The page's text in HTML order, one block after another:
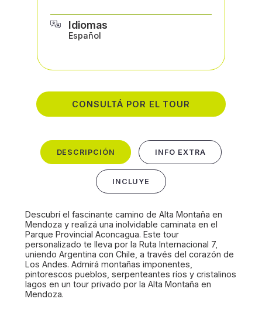
Idiomas
Español
CONSULTÁ POR EL TOUR
DESCRIPCIÓN INFO EXTRA
INCLUYE
Descubrí el fascinante camino de Alta Montaña en
Mendoza y realizá una inolvidable caminata en el
Parque Provincial Aconcagua. Este tour
personalizado te lleva por la Ruta Internacional 7,
uniendo Argentina con Chile, a través del corazón de
Los Andes. Admirá montañas imponentes,
pintorescos pueblos, serpenteantes ríos y cristalinos
lagos en un tour privado por la Alta Montaña en
Mendoza.